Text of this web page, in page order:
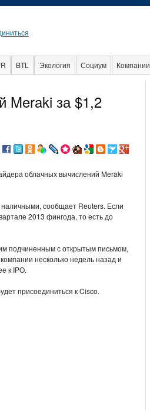
BTL Экология Социум Компании
Meraki за $1,2
облачных вычислений Meraki
наличными, сообщает Reuters. Если
2013 фингода, то есть до
подчиненным с открытым письмом,
несколько недель назад и
к IPO.
присоединиться к Cisco.